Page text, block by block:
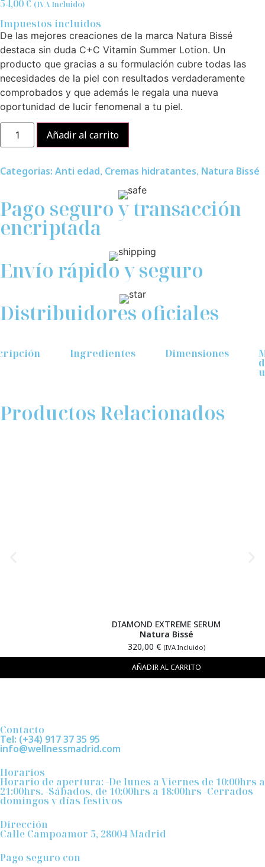
54,00 € (IVA Incluido)
Impuestos incluidos
De las mejores creaciones de la marca Natura Bissé
destaca sin duda C+C Vitamin Summer Lotion. Un
producto que gracias a su formulación cubre todas las
necesidades de la piel con resultados verdaderamente
comprobados y que además le regala una nueva
oportunidad de lucir fenomenal a tu piel.
Añadir al carrito
Categorias: Anti edad, Cremas hidratantes, Natura Bissé
Pago seguro y transacción
encriptada
Envío rápido y seguro
Distribuidores oficiales
Ingredientes Dimensiones
Productos Relacionados
DIAMOND EXTREME SERUM
Natura Bissé
320,00 € (IVA Incluido)
AÑADIR AL CARRITO
Contacto
Tel: (+34) 917 37 35 95
info@wellnessmadrid.com
Horarios
Horario de apertura: -De lunes a Viernes de 10:00hrs a
21:00hrs. -Sábados, de 10:00hrs a 18:00hrs -Cerrados
domingos y días festivos
Dirección
Calle Campoamor 5, 28004 Madrid
Pago seguro con